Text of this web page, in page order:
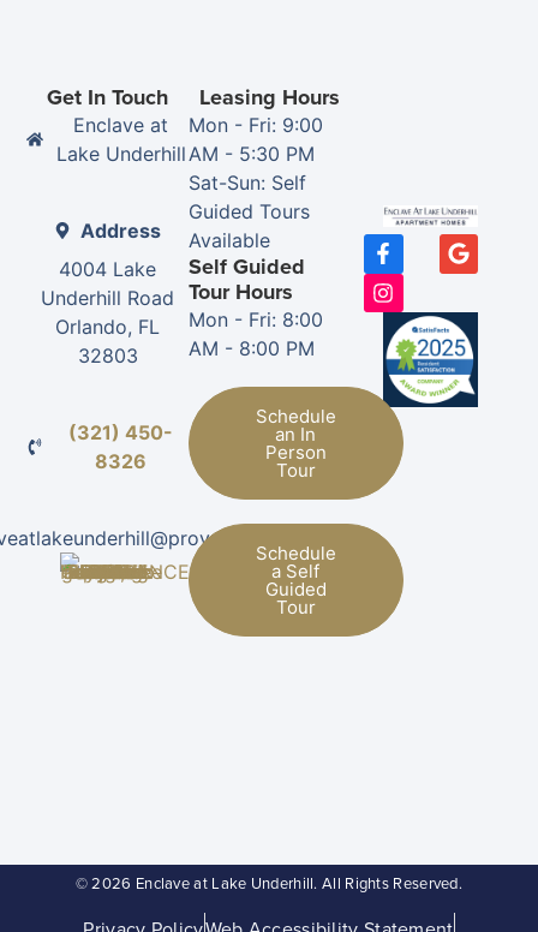
Get In Touch
Enclave at
Lake Underhill
Address
4004 Lake
Underhill Road
Orlando, FL
32803
(321) 450-
8326
Leasing Hours
Mon - Fri: 9:00
AM - 5:30 PM
Sat-Sun: Self
Guided Tours
Available
Self Guided
Tour Hours
Mon - Fri: 8:00
AM - 8:00 PM
Schedule
an In
Person
Tour
Schedule
a Self
Guided
Tour
© 2026 Enclave at Lake Underhill. All Rights Reserved.